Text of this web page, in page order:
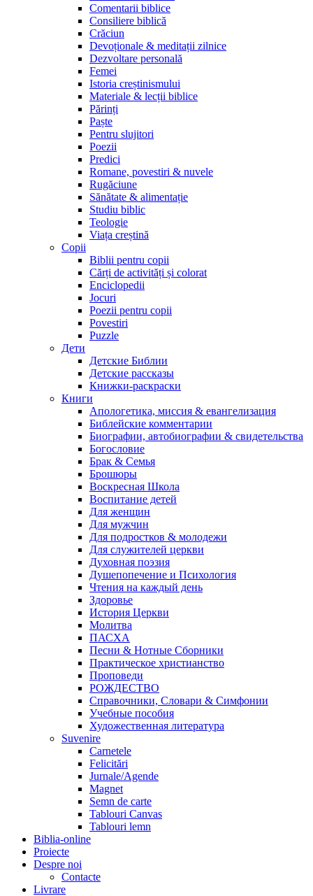
Comentarii biblice
Consiliere biblică
Crăciun
Devoționale & meditații zilnice
Dezvoltare personală
Femei
Istoria creștinismului
Materiale & lecții biblice
Părinți
Paște
Pentru slujitori
Poezii
Predici
Romane, povestiri & nuvele
Rugăciune
Sănătate & alimentație
Studiu biblic
Teologie
Viața creștină
Copii
Biblii pentru copii
Cărți de activități și colorat
Enciclopedii
Jocuri
Poezii pentru copii
Povestiri
Puzzle
Дети
Детские Библии
Детские рассказы
Книжки-раскраски
Книги
Апологетика, миссия & евангелизация
Библейские комментарии
Биографии, автобиографии & свидетельства
Богословие
Брак & Семья
Брошюры
Воскресная Школа
Воспитание детей
Для женщин
Для мужчин
Для подростков & молодежи
Для служителей церкви
Духовная поэзия
Душепопечение и Психология
Чтения на каждый день
Здоровье
История Церкви
Молитва
ПАСХА
Песни & Нотные Сборники
Практическое христианство
Проповеди
РОЖДЕСТВО
Справочники, Словари & Симфонии
Учебные пособия
Художественная литература
Suvenire
Carnetele
Felicitări
Jurnale/Agende
Magnet
Semn de carte
Tablouri Canvas
Tablouri lemn
Biblia-online
Proiecte
Despre noi
Contacte
Livrare